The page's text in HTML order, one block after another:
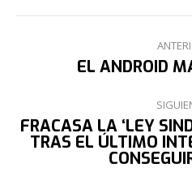
NAVEGACIÓN
ENTREEL ANDROID
FRACASA LA ‘LEY
TRAS EL ÚLTIMO